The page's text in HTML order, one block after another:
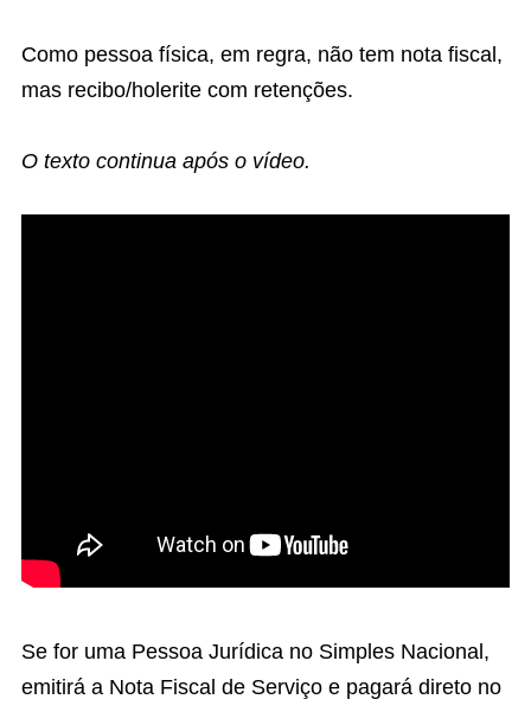
Como pessoa física, em regra, não tem nota fiscal,
mas recibo/holerite com retenções.
O texto continua após o vídeo.
Se for uma Pessoa Jurídica no Simples Nacional,
emitirá a Nota Fiscal de Serviço e pagará direto no